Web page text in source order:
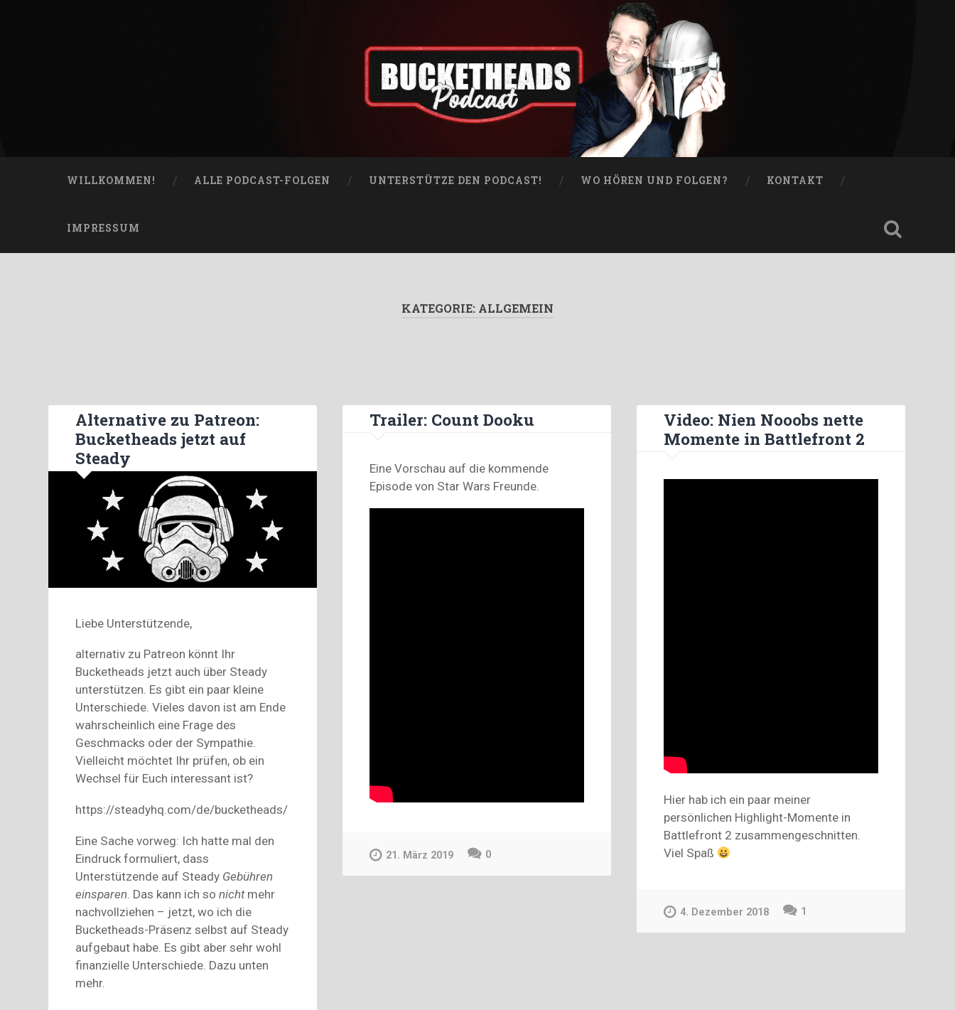
WILLKOMMEN! ALLE PODCAST-FOLGEN UNTERSTÜTZE DEN PODCAST! WO HÖREN UND FOLGEN? KONTAKT
IMPRESSUM
KATEGORIE: ALLGEMEIN
Alternative zu Patreon:
Bucketheads jetzt auf
Steady
Liebe Unterstützende,
alternativ zu Patreon könnt Ihr
Bucketheads jetzt auch über Steady
unterstützen. Es gibt ein paar kleine
Unterschiede. Vieles davon ist am Ende
wahrscheinlich eine Frage des
Geschmacks oder der Sympathie.
Vielleicht möchtet Ihr prüfen, ob ein
Wechsel für Euch interessant ist?
https://steadyhq.com/de/bucketheads/
Eine Sache vorweg: Ich hatte mal den
Eindruck formuliert, dass
Unterstützende auf Steady Gebühren
einsparen. Das kann ich sonichtmehr
nachvollziehen – jetzt, wo ich die
Bucketheads-Präsenz selbst auf Steady
aufgebaut habe. Es gibt aber sehr wohl
finanzielle Unterschiede. Dazu unten
mehr.
Trailer: Count Dooku
Eine Vorschau auf die kommende
Episode von Star Wars Freunde.
21. März 2019 0
Video: Nien Nooobs nette
Momente in Battlefront 2
Hier hab ich ein paar meiner
persönlichen Highlight-Momente in
Battlefront 2 zusammengeschnitten.
Viel Spaß
4. Dezember 2018 1